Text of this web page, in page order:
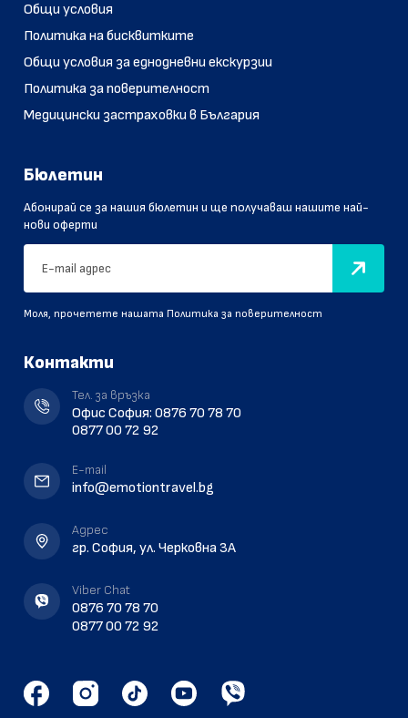
Общи условия
Политика на бисквитките
Общи условия за еднодневни екскурзии
Политика за поверителност
Медицински застраховки в България
Бюлетин
Абонирай се за нашия бюлетин и ще получаваш нашите най-
нови оферти
Моля, прочетете нашата Политика за поверителност
Контакти
Тел. за връзка
Офис София: 0876 70 78 70
0877 00 72 92
E-mail
info@emotiontravel.bg
Aдрес
гр. София, ул. Черковна 3A
Viber Chat
0876 70 78 70
0877 00 72 92